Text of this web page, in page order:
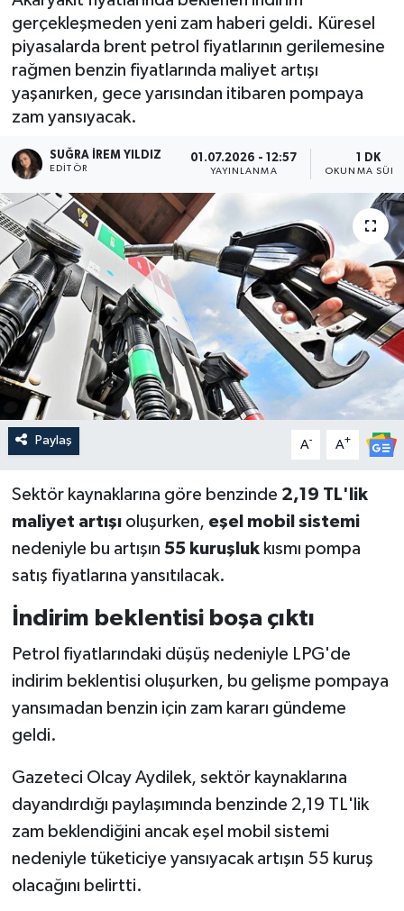
gerçekleşmeden yeni zam haberi geldi. Küresel
piyasalarda brent petrol fiyatlarının gerilemesine
rağmen benzin fiyatlarında maliyet artışı
yaşanırken, gece yarısından itibaren pompaya
zam yansıyacak.
SUĞRA İREM YILDIZ
EDITÖR
01.07.2026 - 12:57
YAYINLANMA
1 DK
OKUNMA
Paylaş A- A+
Sektör kaynaklarına göre benzinde 2,19 TL'lik
maliyet artışıoluşurken, eşel mobil sistemi
nedeniyle bu artışın 55 kuruşlukkısmı pompa
satış fiyatlarına yansıtılacak.
İndirim beklentisi boşa çıktı
Petrol fiyatlarındaki düşüş nedeniyle LPG'de
indirim beklentisi oluşurken, bu gelişme pompaya
yansımadan benzin için zam kararı gündeme
geldi.
Gazeteci Olcay Aydilek, sektör kaynaklarına
dayandırdığı paylaşımında benzinde 2,19 TL'lik
zam beklendiğini ancak eşel mobil sistemi
nedeniyle tüketiciye yansıyacak artışın 55 kuruş
olacağını belirtti.